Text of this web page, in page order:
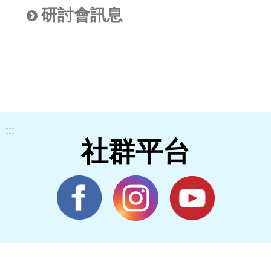
研討會訊息
:::
社群平台